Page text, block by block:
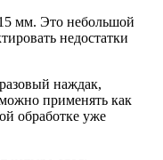
мм. Это небольшой
недостатки
наждак,
применять как
обработке уже